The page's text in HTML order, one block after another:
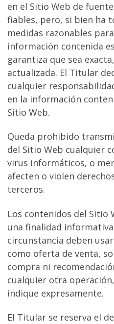
en el Sitio Web de
fiables, pero, si bien ha
medidas razonables
información contenida
garantiza que sea
actualizada. El Titular
cualquier
en la información
Sitio Web.
Queda prohibido
del Sitio Web cualquier
virus informáticos, o
afecten o violen
terceros.
Los contenidos del Sitio
una finalidad
circunstancia deben
como oferta de venta,
compra ni
cualquier otra
indique expresamente.
El Titular se reserva el